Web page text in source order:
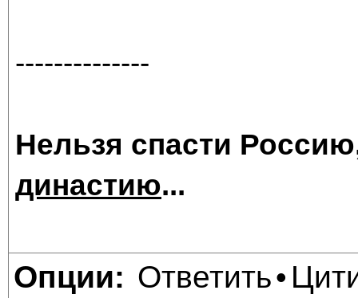
--------------
Нельзя спасти
династию...
Опции: Ответить•